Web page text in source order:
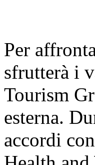
Per
sfrutterà i
Tourism
esterna.
accordi